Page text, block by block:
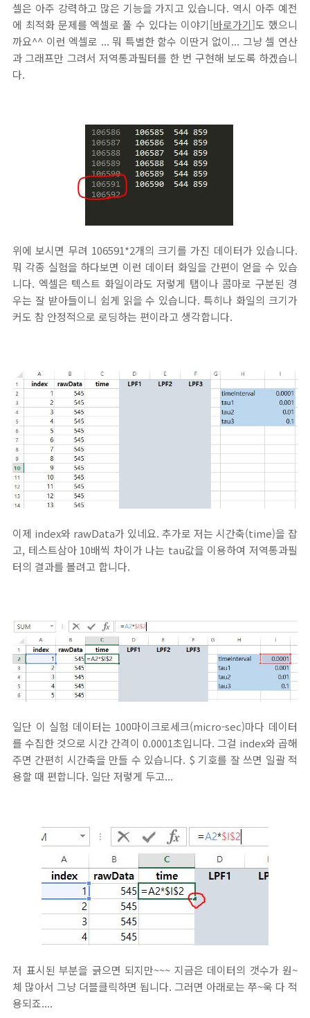
셀은 아주 강력하고 많은 기능을 가지고 있습니다. 역시 아주 예전
에 최적화 문제를 엑셀로 풀 수 있다는 이야기[바로가기]도 했으니
까요^^ 이런 엑셀로 ... 뭐 특별한 함수 이딴거 없이... 그냥 셀 연산
과 그래프만 그려서 저역통과필터를 한 번 구현해 보도록 하겠습니
다.
위에 보시면 무려 106591*2개의 크기를 가진 데이터가 있습니다.
뭐 각종 실험을 하다보면 이런 데이터 화일을 간편이 얻을 수 있습
니다. 엑셀은 텍스트 화일이라도 저렇게 탭이나 콤마로 구분된 경
우는 잘 받아들이니 쉽게 읽을 수 있습니다. 특히나 화일의 크기가
커도 참 안정적으로 로딩하는 편이라고 생각합니다.
이제 index와 rawData가 있네요. 추가로 저는 시간축(time)을 잡
고, 테스트삼아 10배씩 차이가 나는 tau값을 이용하여 저역통과필
터의 결과를 볼려고 합니다.
일단 이 실험 데이터는 100마이크로세크(micro-sec)마다 데이터
를 수집한 것으로 시간 간격이 0.0001초입니다. 그걸 index와 곱해
주면 간편히 시간축을 만들 수 있습니다. $ 기호를 잘 쓰면 일괄 적
용할 때 편합니다. 일단 저렇게 두고...
저 표시된 부분을 긁으면 되지만~~~ 지금은 데이터의 갯수가 원~
체 많아서 그냥 더블클릭하면 됩니다. 그러면 아래로는 쭈~욱 다 적
용되죠....